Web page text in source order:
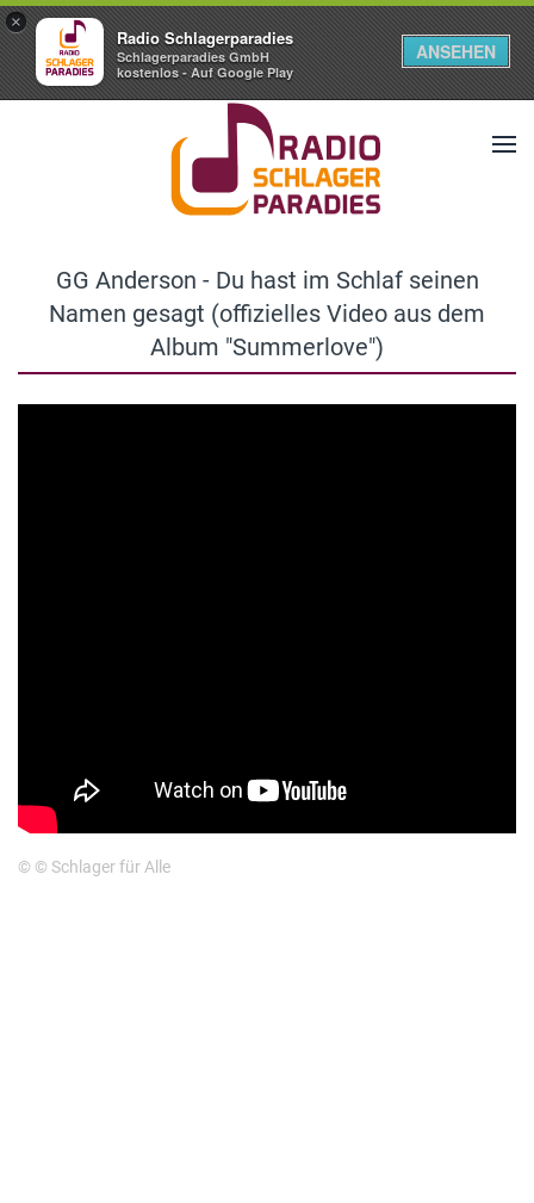
×
Radio Schlagerparadies
Schlagerparadies GmbH
kostenlos - Auf Google Play
ANSEHEN
GG Anderson - Du hast im Schlaf seinen
Namen gesagt (offizielles Video aus dem
Album "Summerlove")
© © Schlager für Alle